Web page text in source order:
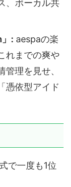
、ボーカル共
: aespaの楽
れまでの爽や
理を見せ、
憑依型アイド
で一度も1位